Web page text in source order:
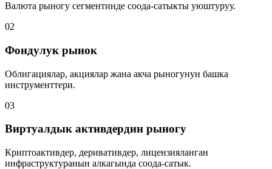
Валюта рыногу сегментинде соода-сатыкты уюштуруу.
02
Фондулук рынок
Облигациялар, акциялар жана акча рыногунун башка
инструменттери.
03
Виртуалдык активдердин рыногу
Криптоактивдер, деривативдер, лицензияланган
инфраструктуранын алкагында соода-сатык.